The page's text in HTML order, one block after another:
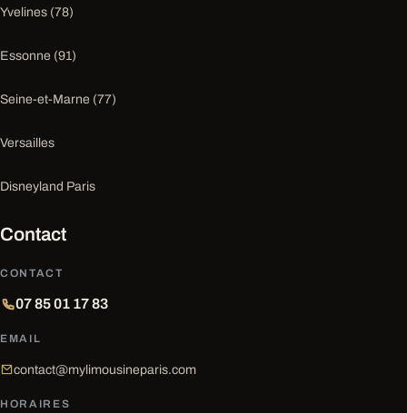
Yvelines (78)
Essonne (91)
Seine-et-Marne (77)
Versailles
Disneyland Paris
Contact
CONTACT
07 85 01 17 83
EMAIL
contact@mylimousineparis.com
HORAIRES